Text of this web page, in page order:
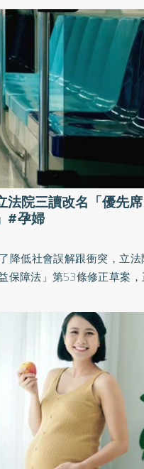
牢記「逃、躲、擋」原則
撤離現場。
法院三讀改名「優先
#孕婦
降低社會誤解跟衝突，立
保障法」第53條修正草案，
認為，博愛座之亂絕非改名
議宣導前期可參考「好孕